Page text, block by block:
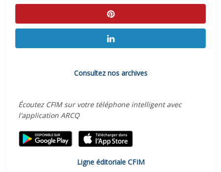
Consultez nos archives
Écoutez CFIM sur votre téléphone intelligent avec
l'application ARCQ
Ligne éditoriale CFIM